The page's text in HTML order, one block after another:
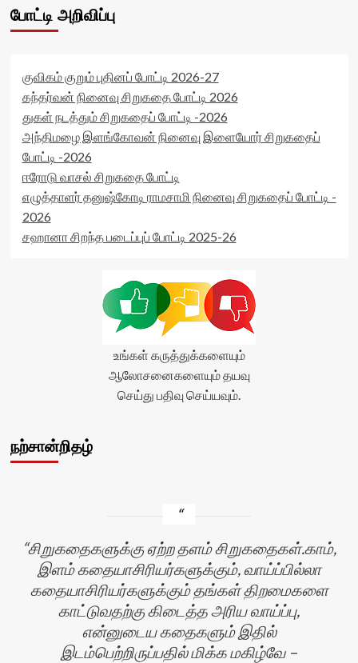
stars-
</span>
</div>
data-
rater-
readonly='true'
data-
readonly-
attribute='true'
>
</div>
<span
class='yasr-
title-
average'>0
</div>
போட்டி அறிவிப்பு
குவிகம் குறும் புதினப் போட்டி 2026-27
கந்தர்வன் நினைவு சிறுகதை போட்டி 2026
துகள் நடத்தும் சிறுகதைப் போட்டி -2026
அந்திமழை இளங்கோவன் நினைவு இளையோர் சிறுகதைப்
போட்டி -2026
ஈரோடு வாசல் சிறுகதை போட்டி
எழுத்தாளர் தனுஷ்கோடி ராமசாமி நினைவு சிறுகதைப் போட்டி -
2026
சஹானா சிறந்த படைப்புப் போட்டி 2025-26
உங்கள் கருத்துக்களையும்
ஆலோசனைகளையும் தயவு
செய்து பதிவு செய்யவும்.
நற்சான்றிதழ்
சிறுகதைகளுக்கு ஏற்ற தளம் சிறுகதைகள்.காம்,
இளம் கதையாசிரியர்களுக்கும், வாய்ப்பில்லா
கதையாசிரியர்களுக்கும் தங்கள் திறமைகளை
காட்டுவதற்கு கிடைத்த அரிய வாய்ப்பு,
என்னுடைய கதைகளும் இதில்
இடம்பெற்றிருப்பதில் மிக்க மகிழ்வே –